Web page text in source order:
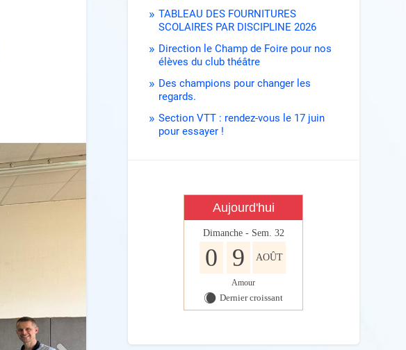
TABLEAU DES FOURNITURES
SCOLAIRES PAR DISCIPLINE 2026
Direction le Champ de Foire pour nos
élèves du club théâtre
Des champions pour changer les
regards.
Section VTT : rendez-vous le 17 juin
pour essayer !
Aujourd'hui
Dimanche - Sem. 32
0 9 AOÛT
Amour
X Dernier croissant